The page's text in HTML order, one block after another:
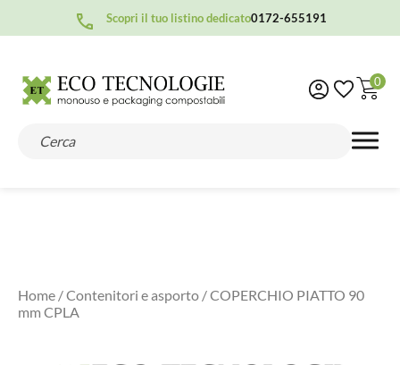
Scopri il tuo listino dedicato0172-655191
0
Home /Contenitori e asporto / COPERCHIO PIATTO 90
mm CPLA